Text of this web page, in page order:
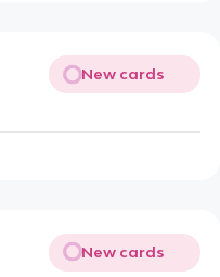
New cards
New cards